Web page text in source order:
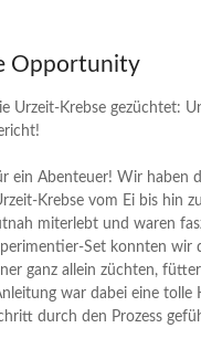
Opportunity
Urzeit-Krebse gezüchtet:
ein Abenteuer! Wir haben
Krebse vom Ei bis hin
miterlebt und waren
Set konnten wir
ganz allein züchten,
war dabei eine tolle
durch den Prozess